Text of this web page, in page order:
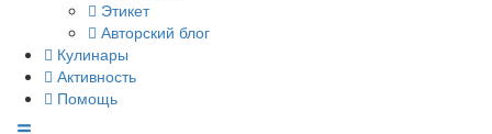
Этикет
Авторский блог
Кулинары
Активность
Помощь